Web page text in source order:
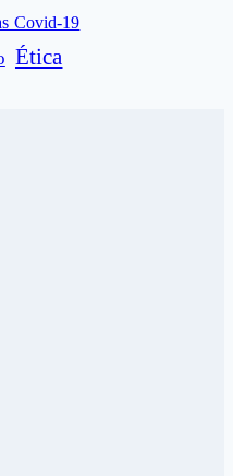
Covid-19
Ética